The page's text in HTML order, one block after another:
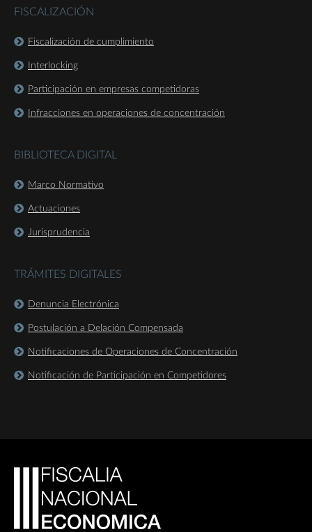
FISCALIZACIÓN
Fiscalización de cumplimiento
Interlocking
Participación en empresas competidoras
Infracciones en operaciones de concentración
BIBLIOTECA DIGITAL
Marco Normativo
Actuaciones
Jurisprudencia
TRÁMITES DIGITALES
Denuncia Electrónica
Postulación a Delación Compensada
Notificaciones de Operaciones de Concentración
Notificación de Participación en Competidores